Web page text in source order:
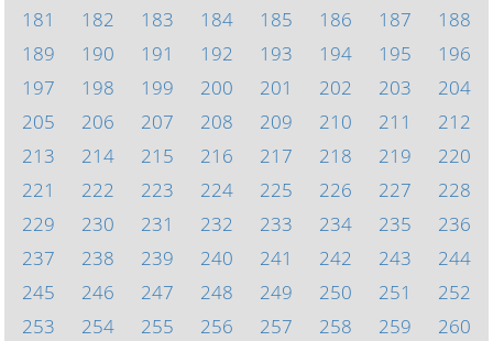
181
182 183 184 185 186 187
188
189
190 191 192 193 194 195
196
197
198 199 200 201 202 203
204
205
206 207 208 209 210 211
212
213
214 215 216 217 218 219
220
221
222 223 224 225 226 227
228
229
230 231 232 233 234 235
236
237
238 239 240 241 242 243
244
245
246 247 248 249 250 251
252
253
254 255 256 257 258 259
260